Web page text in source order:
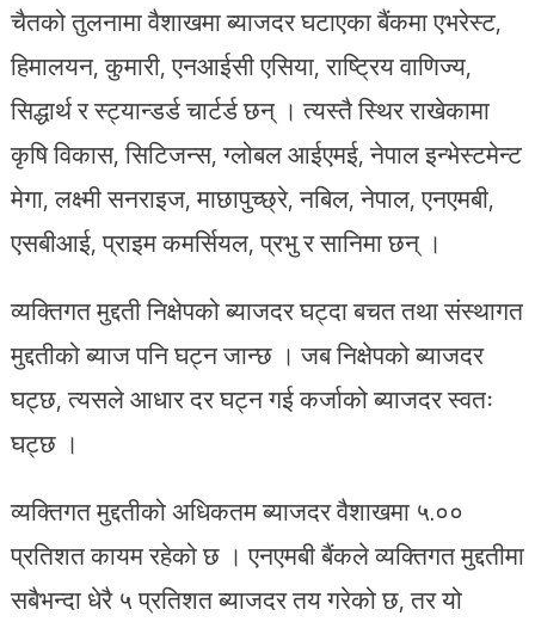
चैतको तुलनामा वैशाखमा ब्याजदर घटाएका बैंकमा एभरेस्ट,
हिमालयन, कुमारी, एनआईसी एसिया, राष्ट्रिय वाणिज्य,
सिद्धार्थ र स्ट्यान्डर्ड चार्टर्ड छन् । त्यस्तै स्थिर राखेकामा
कृषि विकास, सिटिजन्स, ग्लोबल आईएमई, नेपाल इन्भेस्टमेन्ट
मेगा, लक्ष्मी सनराइज, माछापुच्छ्रे, नबिल, नेपाल, एनएमबी,
एसबीआई, प्राइम कमर्सियल, प्रभु र सानिमा छन् ।
व्यक्तिगत मुद्दती निक्षेपको ब्याजदर घट्दा बचत तथा संस्थागत
मुद्दतीको ब्याज पनि घट्न जान्छ । जब निक्षेपको ब्याजदर
घट्छ, त्यसले आधार दर घट्न गई कर्जाको ब्याजदर स्वतः
घट्छ ।
व्यक्तिगत मुद्दतीको अधिकतम ब्याजदर वैशाखमा ५.००
प्रतिशत कायम रहेको छ । एनएमबी बैंकले व्यक्तिगत मुद्दतीमा
सबैभन्दा धेरै ५ प्रतिशत ब्याजदर तय गरेको छ, तर यो